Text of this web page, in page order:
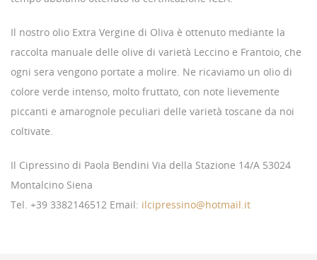
Il nostro olio Extra Vergine di Oliva è ottenuto mediante la
raccolta manuale delle olive di varietà Leccino e Frantoio, che
ogni sera vengono portate a molire. Ne ricaviamo un olio di
colore verde intenso, molto fruttato, con note lievemente
piccanti e amarognole peculiari delle varietà toscane da noi
coltivate.
Il Cipressino di Paola Bendini Via della Stazione 14/A 53024
Montalcino Siena
Tel. +39 3382146512 Email: ilcipressino@hotmail.it